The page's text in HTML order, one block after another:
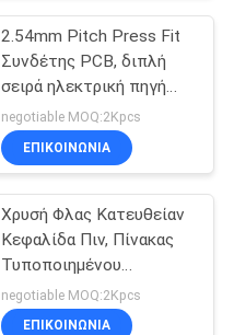
2.54mm Pitch Press Fit
Συνδέτης PCB, διπλή
σειρά ηλεκτρική πηγή
Pin Header
negotiable MOQ:2Kpcs
ΕΠΙΚΟΙΝΩΝΊΑ
Χρυσή Φλας Κατευθείαν
Κεφαλίδα Πιν, Πίνακας
Τυποποιημένου
Κυκλώματος Επιφάνεια
Mount Κεφαλίδα Πιν
negotiable MOQ:2Kpcs
ΕΠΙΚΟΙΝΩΝΊΑ